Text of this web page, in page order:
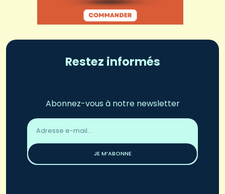
Restez informés
Abonnez-vous à notre newsletter
Adresse
email
JE M’ABONNE